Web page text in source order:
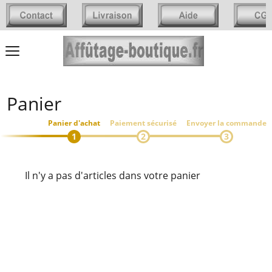
Panier
Panier d'achat Paiement sécurisé Envoyer la commande
Il n'y a pas d'articles dans votre panier